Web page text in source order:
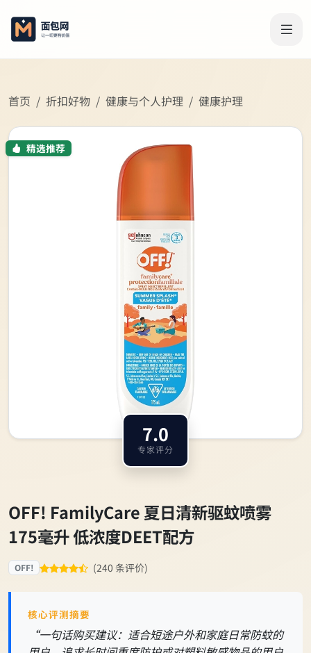
首页 折扣好物 健康与个人护理 健康护理
精选推荐
7.0
专家评分
OFF! FamilyCare 夏日清新驱蚊喷雾
175毫升 低浓度DEET配方
OFF! (240 条评价)
核心评测摘要
“一句话购买建议：适合短途户外和家庭日常防蚊的